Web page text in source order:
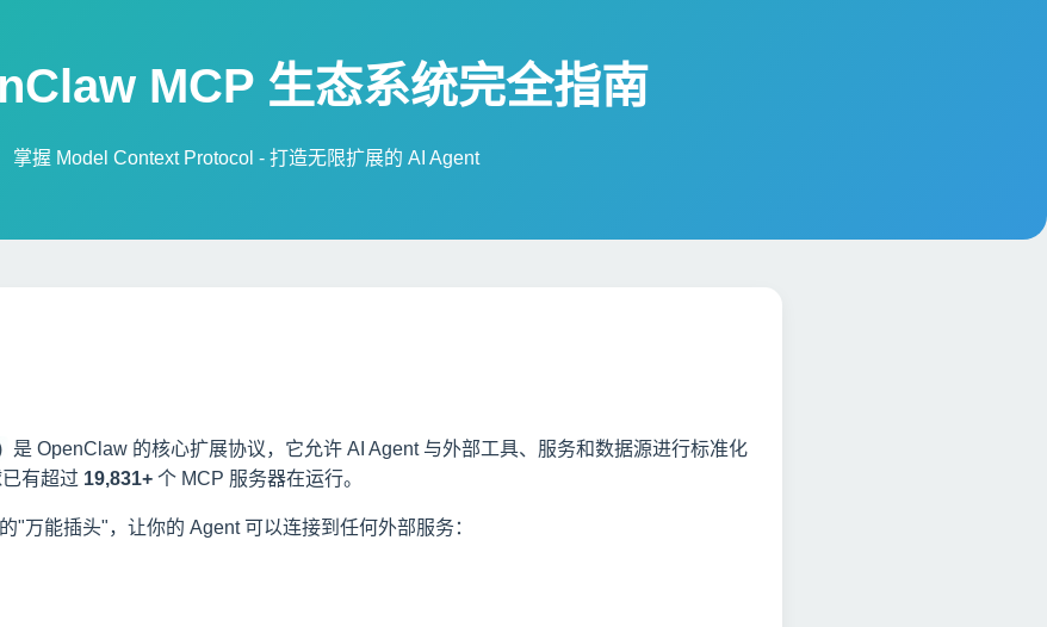
MCP 生态系统完全指南
掌握 Model Context Protocol - 打造无限扩展的 AI Agent
是 OpenClaw 的核心扩展协议，它允许 AI Agent 与外部工具、服务和数据源进行标准化
有超过 19,831+ 个 MCP 服务器在运行。
"万能插头"，让你的 Agent 可以连接到任何外部服务：